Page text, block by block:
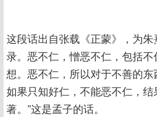
这段话出自张载《正蒙》，为
录。恶不仁，憎恶不仁，包括
想。恶不仁，所以对于不善的东
如果只知好仁，不能恶不仁，结
著。”这是孟子的话。